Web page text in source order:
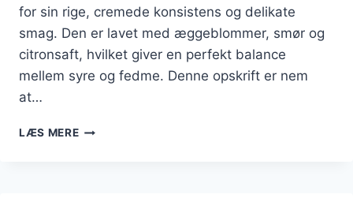
for sin rige, cremede konsistens og delikate
smag. Den er lavet med æggeblommer, smør og
citronsaft, hvilket giver en perfekt balance
mellem syre og fedme. Denne opskrift er nem
at…
LÆS MEREHOLLANDAISE